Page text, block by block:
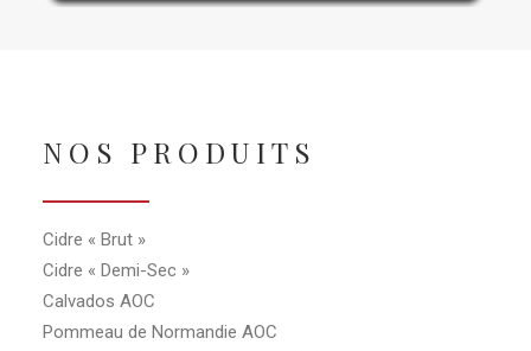
NOS PRODUITS
Cidre « Brut »
Cidre « Demi-Sec »
Calvados AOC
Pommeau de Normandie AOC